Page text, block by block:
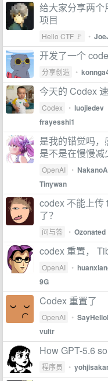
给大家分享两
项目
Hello CTF 🚩 •
开发了一个
分享创造 •
今天的 Codex
Codex • luojiedev
frayesshi1
是我的错觉吗
是不是在慢慢减
OpenAI •
Tinywan
codex 不能上传
了？
问与答 • Ozonated
codex 重置，
OpenAI •
9G
Codex 重置了
OpenAI •
vultr
How GPT-5.6
程序员 •